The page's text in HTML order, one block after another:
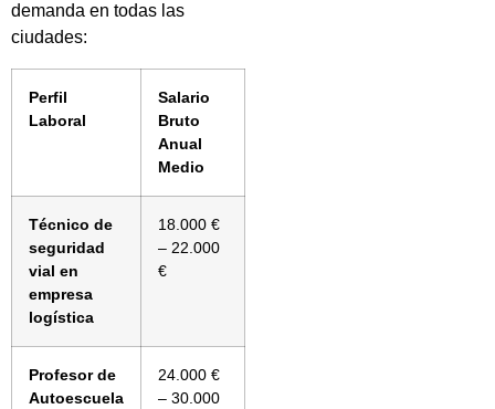
demanda en todas las
ciudades:
Perfil
Laboral
Salario
Bruto
Anual
Medio
Técnico de
seguridad
vial en
empresa
logística
18.000 €
– 22.000
€
Profesor de
Autoescuela
24.000 €
– 30.000